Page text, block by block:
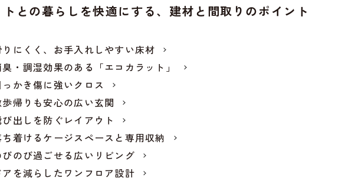
トとの暮らしを快適にする、建材と間取りのポイント
りにくく、お手入れしやすい床材
・調湿効果のある「エコカラット」
っかき傷に強いクロス
歩帰りも安心の広い玄関
び出しを防ぐレイアウト
ち着けるケージスペースと専用収納
びのび過ごせる広いリビング
アを減らしたワンフロア設計